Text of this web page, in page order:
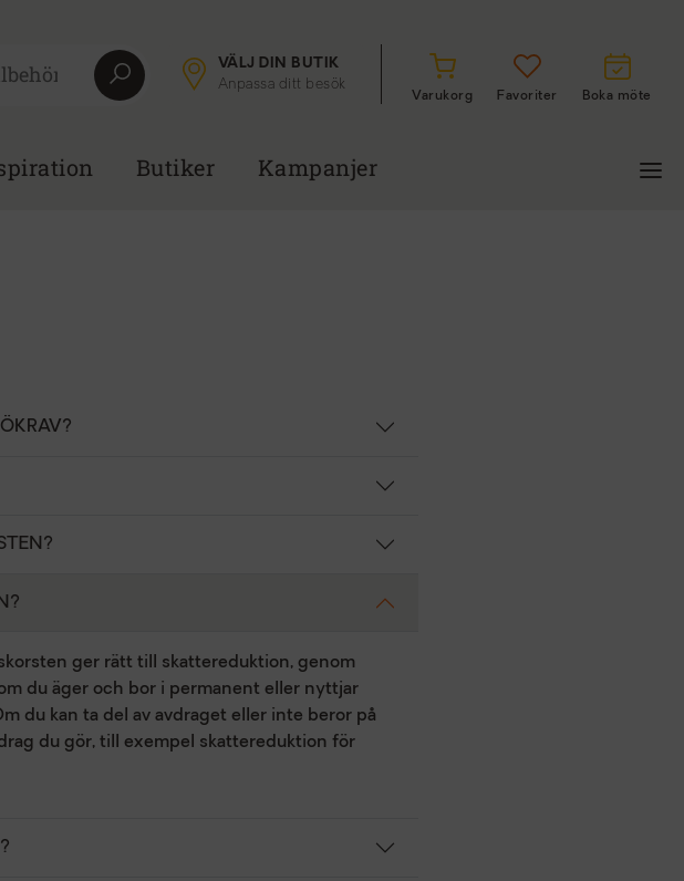
VÄLJ DIN BUTIK
Anpassa ditt besök
Varukorg Favoriter Boka möte
Butiker Kampanjer
ger rätt till skattereduktion, genom
du äger och bor i permanent eller nyttjar
du kan ta del av avdraget eller inte beror på
du gör, till exempel skattereduktion för